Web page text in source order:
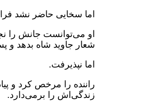
اما سخایی حاضر نشد
او می‌توانست جانش را
شعار جاوید شاه بدهد و
اما نپذیرفت.
راننده را مرخص کرد و
زندگی‌اش را برمی‌دارد.